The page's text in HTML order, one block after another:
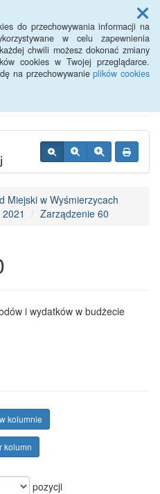
do przechowywania informacji na
w celu zapewnienia
chwili możesz dokonać zmiany
cookies w Twojej przeglądarce.
na przechowywanieplików cookies
Menu
Miejski w Wyśmierzycach
2021 Zarządzenie 60
i wydatków w budżecie
kolumnie
kolumn
pozycji